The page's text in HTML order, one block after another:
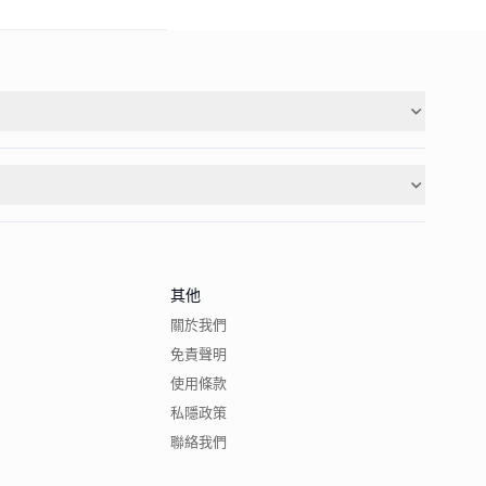
其他
關於我們
免責聲明
使用條款
私隱政策
聯絡我們